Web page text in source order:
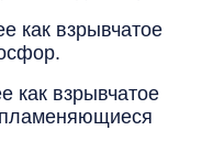
как взрывчатое
как взрывчатое